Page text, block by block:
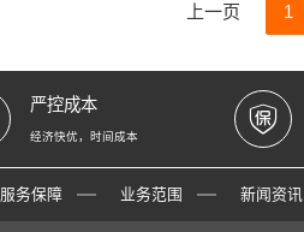
上一页 1
严控成本
经济快优，时间成本
服务保障 业务范围 新闻资讯